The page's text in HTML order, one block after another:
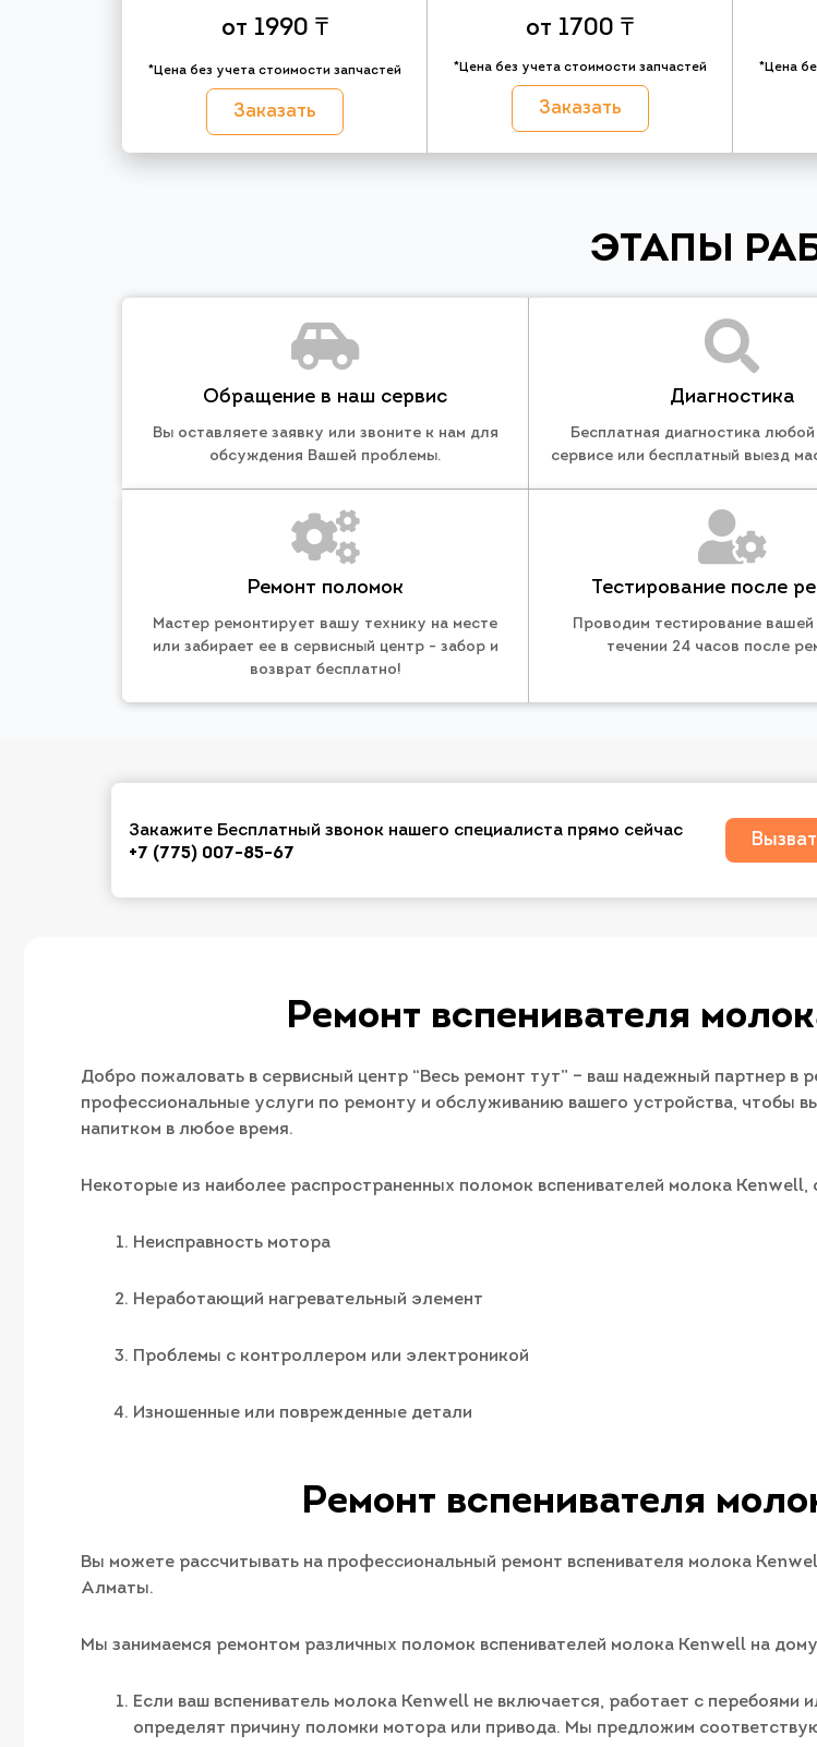
от 1990 ₸
*Цена без учета стоимости запчастей
Заказать
от 1700 ₸
*Цена без учета стоимости запчастей
Заказать
*Цена
ЭТАПЫ
Обращение в наш сервис
Вы оставляете заявку или звоните к нам для
обсуждения Вашей проблемы.
Диагностика
Бесплатная диагностика любой
сервисе или бесплатный выезд
Ремонт поломок
Мастер ремонтирует вашу технику на месте
или забирает ее в сервисный центр - забор и
возврат бесплатно!
Тестирование после
Проводим тестирование вашей
течении 24 часов после
Закажите Бесплатный звонок нашего специалиста прямо сейчас
+7 (775) 007-85-67
Ремонт вспенивателя
Добро пожаловать в сервисный центр “Весь ремонт тут” – ваш надежный партнер
профессиональные услуги по ремонту и обслуживанию вашего устройства, чтобы
напитком в любое время.
Некоторые из наиболее распространенных поломок вспенивателей молока
Неисправность мотора
Неработающий нагревательный элемент
Проблемы с контроллером или электроникой
Изношенные или поврежденные детали
Ремонт вспенивателя
Вы можете рассчитывать на профессиональный ремонт вспенивателя молока
Алматы.
Мы занимаемся ремонтом различных поломок вспенивателей молока Kenwell на
Если ваш вспениватель молока Kenwell не включается, работает с перебоями
определят причину поломки мотора или привода. Мы предложим